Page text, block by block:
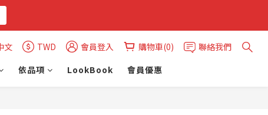
文 TWD 會員登入 購物車(0)
聯絡我們
依品項 LookBook 會員優惠